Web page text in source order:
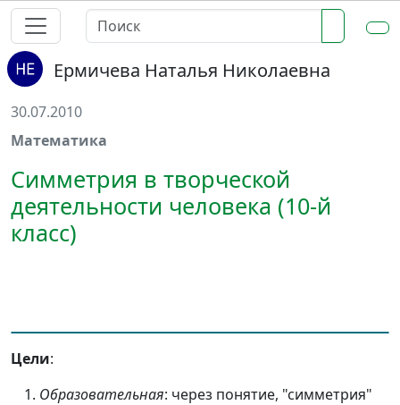
Ермичева Наталья Николаевна
30.07.2010
Математика
Симметрия в творческой
деятельности человека (10-й
класс)
Цели:
Образовательная: через понятие, "симметрия"